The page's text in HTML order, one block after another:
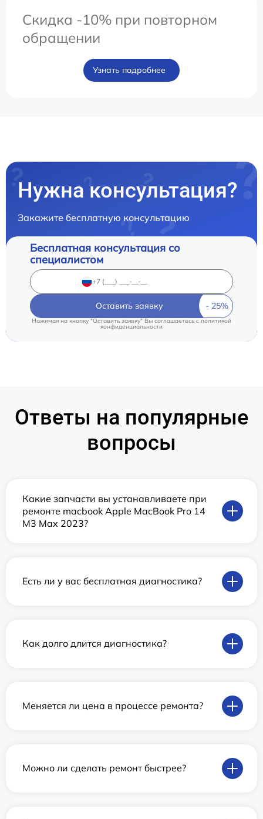
Скидка -10% при повторном
обращении
Узнать подробнее
Нужна консультация?
Закажите бесплатную консультацию
Бесплатная консультация со
специалистом
Оставить заявку
Нажимая на кнопку "Оставить заявку" Вы соглашаетесь cполитикой
конфиденциальности
Ответы на популярные
вопросы
Какие запчасти вы устанавливаете при
ремонте macbook Apple MacBook Pro 14
M3 Max 2023?
Есть ли у вас бесплатная диагностика?
Как долго длится диагностика?
Меняется ли цена в процессе ремонта?
Можно ли сделать ремонт быстрее?